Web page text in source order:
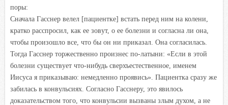
поры:
Сначала Гасснер велел [пациентке] встать перед ним на колени,
кратко расспросил, как ее зовут, о ее болезни и согласна ли она,
чтобы произошло все, что бы он ни приказал. Она согласилась.
Тогда Гасснер торжественно произнес по-латыни: «Если в этой
болезни существует что-нибудь сверхъестественное, именем
Иисуса я приказываю: немедленно проявись». Пациентка сразу же
забилась в конвульсиях. Согласно Гасснеру, это явилось
доказательством того, что конвульсии вызваны злым духом, а не